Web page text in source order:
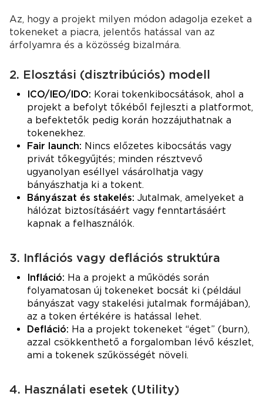
Az, hogy a projekt milyen módon adagolja ezeket a
tokeneket a piacra, jelentős hatással van az
árfolyamra és a közösség bizalmára.
2. Elosztási (disztribúciós) modell
ICO/IEO/IDO: Korai tokenkibocsátások, ahol a
projekt a befolyt tőkéből fejleszti a platformot,
a befektetők pedig korán hozzájuthatnak a
tokenekhez.
Fair launch: Nincs előzetes kibocsátás vagy
privát tőkegyűjtés; minden résztvevő
ugyanolyan eséllyel vásárolhatja vagy
bányászhatja ki a tokent.
Bányászat és stakelés: Jutalmak, amelyeket a
hálózat biztosításáért vagy fenntartásáért
kapnak a felhasználók.
3. Inflációs vagy deflációs struktúra
Infláció: Ha a projekt a működés során
folyamatosan új tokeneket bocsát ki (például
bányászat vagy stakelési jutalmak formájában),
az a token értékére is hatással lehet.
Defláció: Ha a projekt tokeneket “éget” (burn),
azzal csökkenthető a forgalomban lévő készlet,
ami a tokenek szűkösségét növeli.
4. Használati esetek (Utility)